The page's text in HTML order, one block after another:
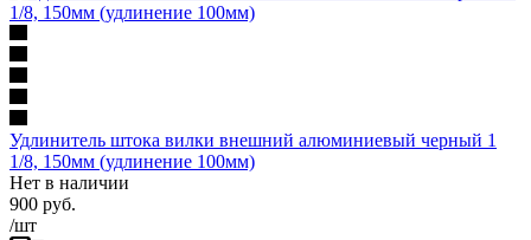
Удлинитель штока вилки внешний алюминиевый черный 1
1/8, 150мм (удлинение 100мм)
Нет в наличии
900 руб.
/шт